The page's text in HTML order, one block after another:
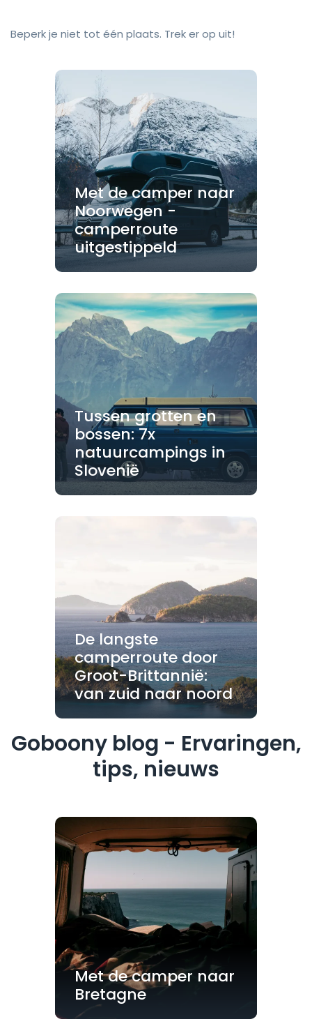
Beperk je niet tot één plaats. Trek er op uit!
Met de camper naar
Noorwegen -
camperroute
uitgestippeld
Tussen grotten en
bossen: 7x
natuurcampings in
Slovenië
De langste
camperroute door
Groot-Brittannië:
van zuid naar noord
Goboony blog - Ervaringen,
tips, nieuws
Met de camper naar
Bretagne